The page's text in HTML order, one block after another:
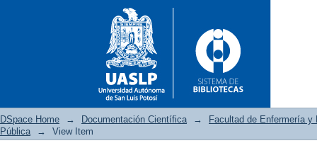
DSpace Home → Documentación Científica →
Facultad de Enfermería y
Pública
→ View Item